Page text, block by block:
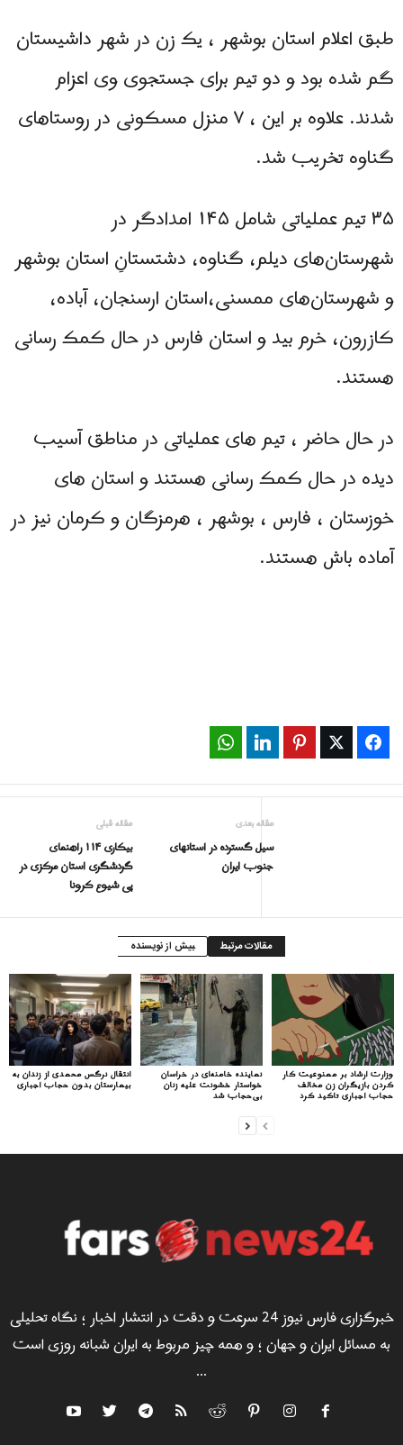
طبق اعلام استان بوشهر ، یک زن در شهر داشیستان
گم شده بود و دو تیم برای جستجوی وی اعزام
شدند. علاوه بر این ، ۷ منزل مسکونی در روستاهای
گناوه تخریب شد.
۳۵ تیم عملیاتی شامل ۱۴۵ امدادگر در
شهرستان‌های دیلم، گناوه، دشتستانِ استان بوشهر
و شهرستان‌های ممسنی،استان ارسنجان، آباده،
کازرون، خرم بید و استان فارس در حال کمک رسانی
هستند.
در حال حاضر ، تیم های عملیاتی در مناطق آسیب
دیده در حال کمک رسانی هستند و استان های
خوزستان ، فارس ، بوشهر ، هرمزگان و کرمان نیز در
آماده باش هستند.
Facebook
Twitter
Pinterest
LinkedIn
مقاله قبلی
بیکاری ۱۱۴ راهنمای
گردشگری استان مرکزی در
پی شیوع کرونا
مقاله بعدی
سیل گسترده در استانهای
جنوب ایران
مقالات مرتبط بیش از نویسنده
انتقال نرگس محمدی از زندان به
بیمارستان بدون حجاب اجباری
نماینده خامنه‌ای در خراسان
خواستار خشونت علیه زنان
بی‌حجاب شد
وزارت ارشاد بر ممنوعیت کار
کردن بازیگران زن مخالف
حجاب اجباری تاکید کرد
خبرگزاری فارس نیوز 24 سرعت و دقت در انتشار اخبار ؛ نگاه تحلیلی
به مسائل ایران و جهان ؛ و همه چیز مربوط به ایران شبانه روزی است
...